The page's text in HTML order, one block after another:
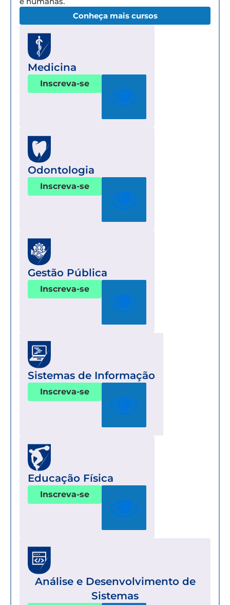
Conheça mais cursos
Medicina
Inscreva-se
Odontologia
Inscreva-se
Gestão Pública
Inscreva-se
Sistemas de Informação
Inscreva-se
Educação Física
Inscreva-se
Análise e Desenvolvimento de
Sistemas